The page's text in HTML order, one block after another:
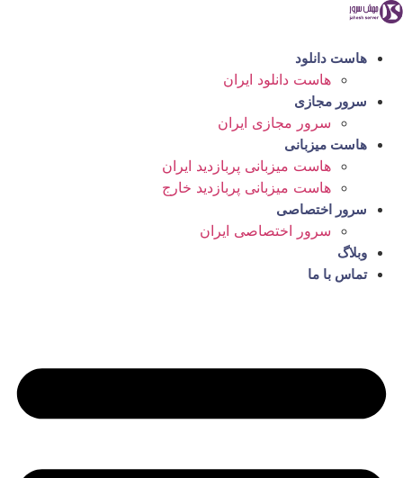
پرش
محتوا
هاست دانلود
هاست دانلود ایران
سرور مجازی
سرور مجازی ایران
هاست میزبانی
هاست میزبانی پربازدید ایران
هاست میزبانی پربازدید خارج
سرور اختصاصی
سرور اختصاصی ایران
وبلاگ
تماس با ما